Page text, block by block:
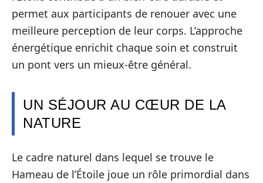
permet aux participants de renouer avec une
meilleure perception de leur corps. L’approche
énergétique enrichit chaque soin et construit
un pont vers un mieux-être général.
UN SÉJOUR AU CŒUR DE LA
NATURE
Le cadre naturel dans lequel se trouve le
Hameau de l’Étoile joue un rôle primordial dans